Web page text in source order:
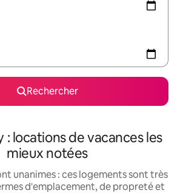
Rechercher
: locations de vacances les
mieux notées
unanimes : ces logements sont très
d'emplacement, de propreté et